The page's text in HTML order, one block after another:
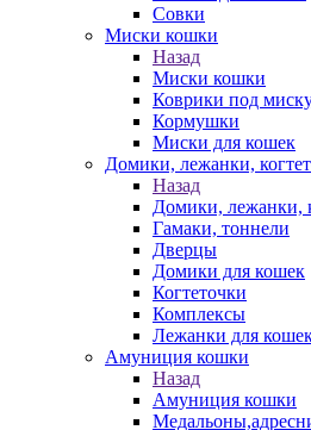
Совки
Миски кошки
Назад
Миски кошки
Коврики под
Кормушки
Миски для кошек
Домики, лежанки,
Назад
Домики, лежанки,
Гамаки, тоннели
Дверцы
Домики для кошек
Когтеточки
Комплексы
Лежанки для
Амуниция кошки
Назад
Амуниция кошки